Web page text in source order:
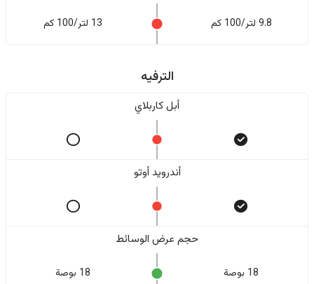
9.8 لتر/100 كم 13 لتر/100 كم
الترفيه
أبل كاربلاي
أندرويد أوتو
حجم عرض الوسائط
18 بوصة 18 بوصة